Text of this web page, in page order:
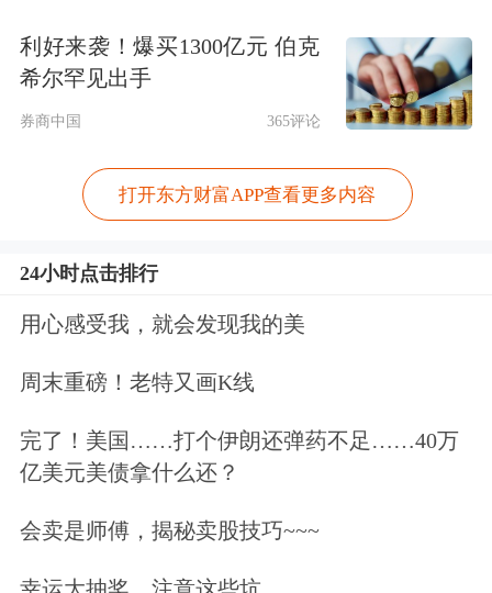
消息公布后，西方石油股价周四盘前上
涨1.4%。
利好来袭！爆买1300亿元 伯克
希尔罕见出手
券商中国 365评论
打开东方财富APP查看更多内容
24小时点击排行
用心感受我，就会发现我的美
周末重磅！老特又画K线
完了！美国……打个伊朗还弹药不足……40万
亿美元美债拿什么还？
会卖是师傅，揭秘卖股技巧~~~